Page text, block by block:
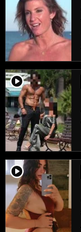
player2
player2